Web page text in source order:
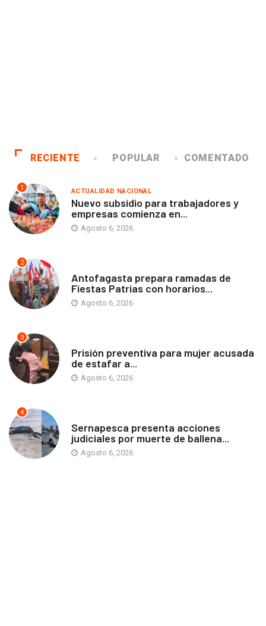
RECIENTE POPULAR COMENTADO
1 ACTUALIDAD NACIONAL
Nuevo subsidio para trabajadores y
empresas comienza en...
Agosto 6, 2026
2
Antofagasta prepara ramadas de
Fiestas Patrias con horarios...
Agosto 6, 2026
3
Prisión preventiva para mujer acusada
de estafar a...
Agosto 6, 2026
4
Sernapesca presenta acciones
judiciales por muerte de ballena...
Agosto 6, 2026